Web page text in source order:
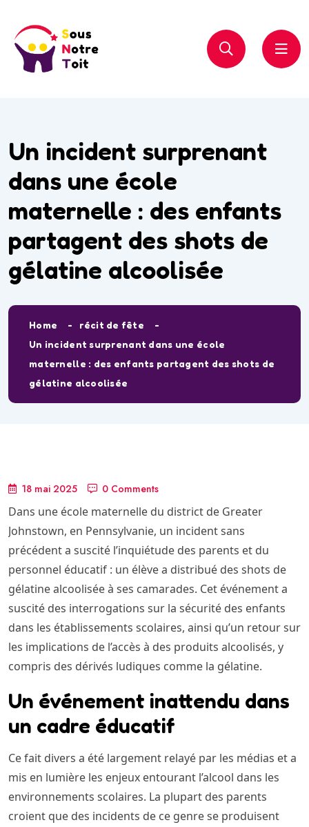
Un incident surprenant
dans une école
maternelle : des enfants
partagent des shots de
gélatine alcoolisée
Home
récit de fête
Un incident surprenant dans une école
maternelle : des enfants partagent des shots de
gélatine alcoolisée
18 mai 2025 0 Comments
Dans une école maternelle du district de Greater
Johnstown, en Pennsylvanie, un incident sans
précédent a suscité l’inquiétude des parents et du
personnel éducatif : un élève a distribué des shots de
gélatine alcoolisée à ses camarades. Cet événement a
suscité des interrogations sur la sécurité des enfants
dans les établissements scolaires, ainsi qu’un retour sur
les implications de l’accès à des produits alcoolisés, y
compris des dérivés ludiques comme la gélatine.
Un événement inattendu dans
un cadre éducatif
Ce fait divers a été largement relayé par les médias et a
mis en lumière les enjeux entourant l’alcool dans les
environnements scolaires. La plupart des parents
croient que des incidents de ce genre se produisent